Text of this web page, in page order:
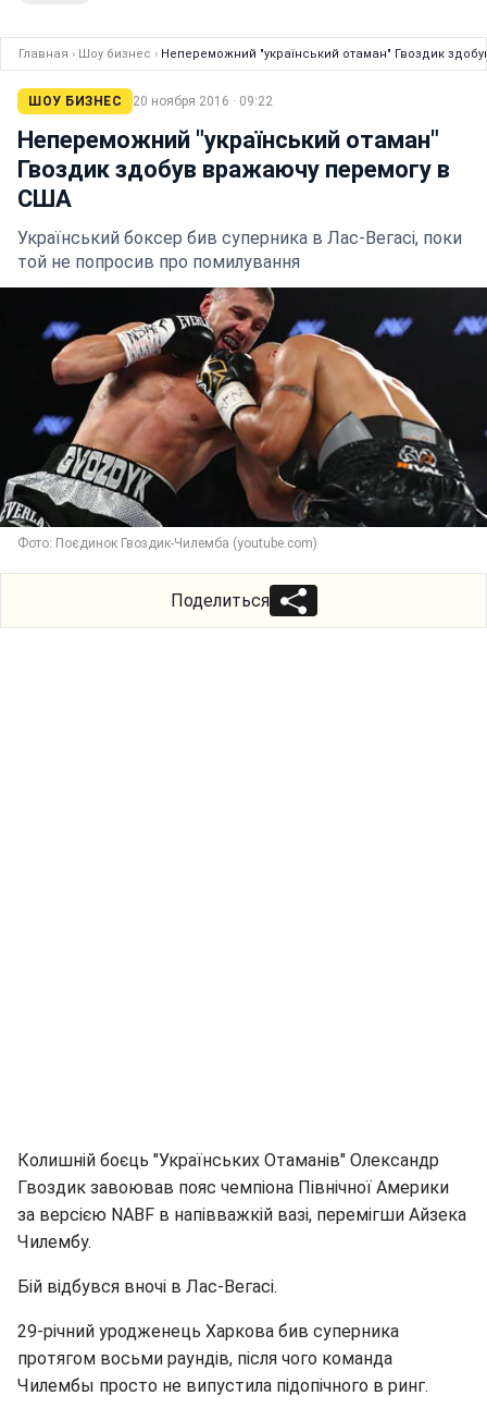
Главная › Шоу бизнес › Непереможний "український отаман" Гвоздик
ШОУ БИЗНЕС 20 ноября 2016 · 09:22
Непереможний "український отаман"
Гвоздик здобув вражаючу перемогу в
США
Український боксер бив суперника в Лас-Вегасі, поки
той не попросив про помилування
Фото: Поєдинок Гвоздик-Чилемба (youtube.com)
Поделиться
Колишній боєць "Українських Отаманів" Олександр
Гвоздик завоював пояс чемпіона Північної Америки
за версією NABF в напівважкій вазі, перемігши Айзека
Чилембу.
Бій відбувся вночі в Лас-Вегасі.
29-річний уродженець Харкова бив суперника
протягом восьми раундів, після чого команда
Чилембы просто не випустила підопічного в ринг.